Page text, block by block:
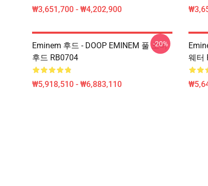
₩3,651,700 - ₩4,202,900
Eminem 후드 - DOOP EMINEM 풀 오버
후드 RB0704
₩5,918,510 - ₩6,883,110
-20%
웨터